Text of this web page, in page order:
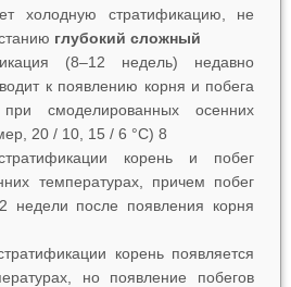
холодную стратификацию, не
глубокий сложный
(8–12 недель) недавно
к появлению корня и побега
смоделированных осенних
20 / 10, 15 / 6 °C) 8
корень и побег
температурах, причем побег
недели после появления корня
корень появляется
но появление побегов